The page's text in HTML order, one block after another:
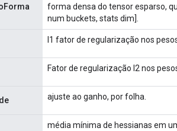
forma densa do tensor esparso,
num buckets, stats dim].
l1 fator de regularização nos
Fator de regularização l2 nos
ajuste ao ganho, por folha.
média mínima de hessianas em